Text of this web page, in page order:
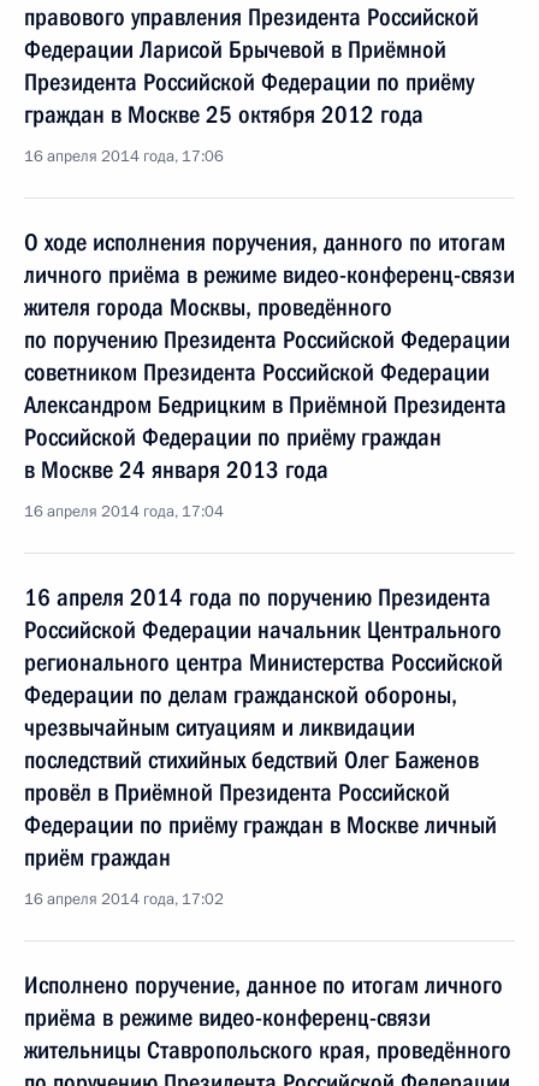
правового управления Президента Российской
Федерации Ларисой Брычевой в Приёмной
Президента Российской Федерации по приёму
граждан в Москве 25 октября 2012 года
16 апреля 2014 года, 17:06
О ходе исполнения поручения, данного по итогам
личного приёма в режиме видео-конференц-связи
жителя города Москвы, проведённого
по поручению Президента Российской Федерации
советником Президента Российской Федерации
Александром Бедрицким в Приёмной Президента
Российской Федерации по приёму граждан
в Москве 24 января 2013 года
16 апреля 2014 года, 17:04
16 апреля 2014 года по поручению Президента
Российской Федерации начальник Центрального
регионального центра Министерства Российской
Федерации по делам гражданской обороны,
чрезвычайным ситуациям и ликвидации
последствий стихийных бедствий Олег Баженов
провёл в Приёмной Президента Российской
Федерации по приёму граждан в Москве личный
приём граждан
16 апреля 2014 года, 17:02
Исполнено поручение, данное по итогам личного
приёма в режиме видео-конференц-связи
жительницы Ставропольского края, проведённого